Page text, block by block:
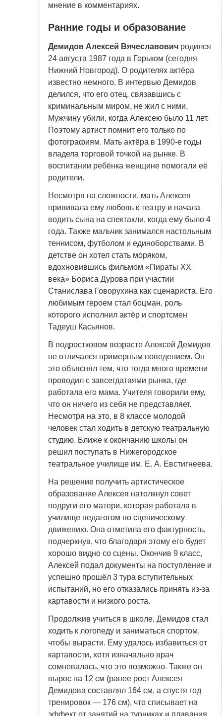
мнение в комментариях.
Ранние годы и образование
Демидов Алексей Вячеславович родился
24 августа 1987 года в Горьком (сегодня
Нижний Новгород). О родителях актёра
известно немного. В интервью Демидов
делился, что его отец, связавшись с
криминальным миром, не жил с ними.
Мужчину убили, когда Алексею было 11 лет.
Поэтому артист помнит его только по
фотографиям. Мать актёра в 1990-е годы
владела торговой точкой на рынке. В
воспитании ребёнка женщине помогали её
родители.
Несмотря на сложности, мать Алексея
прививала ему любовь к театру и начала
водить сына на спектакли, когда ему было 4
года. Также мальчик занимался настольным
теннисом, футболом и единоборствами. В
детстве он хотел стать моряком,
вдохновившись фильмом «Пираты XX
века» Бориса Дурова при участии
Станислава Говорухина как сценариста. Его
любимым героем стал боцман, роль
которого исполнил актёр и спортсмен
Тадеуш Касьянов.
В подростковом возрасте Алексей Демидов
не отличался примерным поведением. Он
это объяснял тем, что тогда много времени
проводил с завсегдатаями рынка, где
работала его мама. Учителя говорили ему,
что он ничего из себя не представляет.
Несмотря на это, в 8 классе молодой
человек стал ходить в детскую театральную
студию. Ближе к окончанию школы он
решил поступать в Нижегородское
театральное училище им. Е. А. Евстигнеева.
На решение получить артистическое
образование Алексея натолкнул совет
подруги его матери, которая работала в
училище педагогом по сценическому
движению. Она отметила его фактурность,
подчеркнув, что благодаря этому его будет
хорошо видно со сцены. Окончив 9 класс,
Алексей подал документы на поступление и
успешно прошёл 3 тура вступительных
испытаний, но его отказались принять из-за
картавости и низкого роста.
Продолжив учиться в школе, Демидов стал
ходить к логопеду и заниматься спортом,
чтобы вырасти. Ему удалось избавиться от
картавости, хотя изначально врач
сомневалась, что это возможно. Также он
вырос на 12 см (ранее рост Алексея
Демидова составлял 164 см, а спустя год
тренировок — 176 см), что списывает на
эффект от занятий на турниках и плавания.